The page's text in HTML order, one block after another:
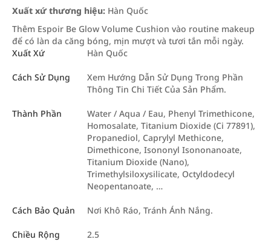
Xuất xứ thương hiệu: Hàn Quốc
Thêm Espoir Be Glow Volume Cushion vào routine makeup
để có làn da căng bóng, mịn mượt và tươi tắn mỗi ngày.
Xuất Xứ
Hàn Quốc
Cách Sử Dụng
Xem Hướng Dẫn Sử Dụng Trong Phần
Thông Tin Chi Tiết Của Sản Phẩm.
Thành Phần
Water / Aqua / Eau, Phenyl Trimethicone,
Homosalate, Titanium Dioxide (Ci 77891),
Propanediol, Caprylyl Methicone,
Dimethicone, Isononyl Isononanoate,
Titanium Dioxide (Nano),
Trimethylsiloxysilicate, Octyldodecyl
Neopentanoate, …
Cách Bảo Quản Nơi Khô Ráo, Tránh Ánh Nắng.
Chiều Rộng 2.5